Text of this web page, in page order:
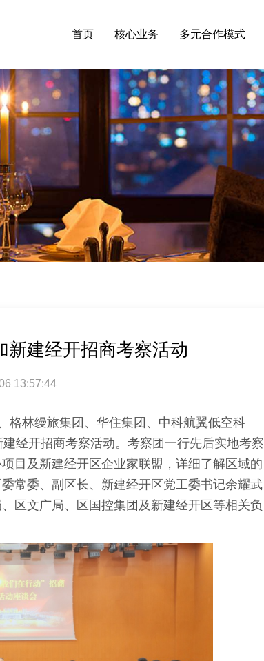
首页 核心业务 多元合作模式
新建经开招商考察活动
13:57:44
林缦旅集团、华住集团、中科航翼低空科
经开招商考察活动。考察团一行先后实地考察
目及新建经开区企业家联盟，详细了解区域的
常委、副区长、新建经开区党工委书记余耀武
区文广局、区国控集团及新建经开区等相关负